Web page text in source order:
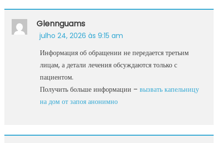
Glennguams
julho 24, 2026 às 9:15 am
Информация об обращении не передается третьим
лицам, а детали лечения обсуждаются только с
пациентом.
Получить больше информации – вызвать капельницу
на дом от запоя анонимно